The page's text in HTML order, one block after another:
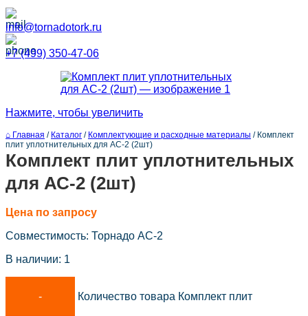
info@tornadotork.ru
+7 (499) 350-47-06
Нажмите, чтобы увеличить
⌂ Главная / Каталог / Комплектующие и расходные материалы / Комплект
плит уплотнительных для АС-2 (2шт)
Комплект плит уплотнительных
для АС-2 (2шт)
Цена по запросу
Совместимость: Торнадо AC-2
В наличии: 1
Количество товара Комплект плит